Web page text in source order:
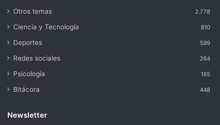
Otros temas 2.778
Ciencia y Tecnología 810
Deportes 599
Redes sociales 264
Psicología 185
Bitácora 448
Newsletter